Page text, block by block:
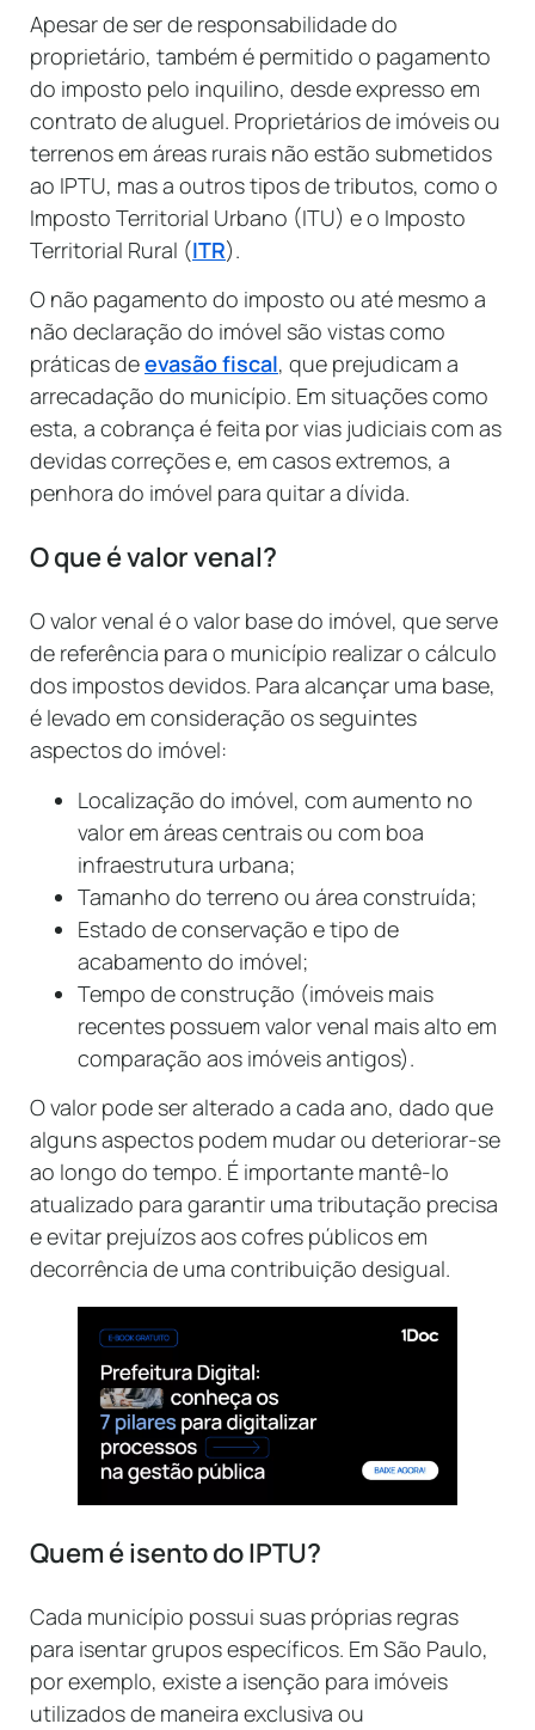
Apesar de ser de responsabilidade do
proprietário, também é permitido o pagamento
do imposto pelo inquilino, desde expresso em
contrato de aluguel. Proprietários de imóveis ou
terrenos em áreas rurais não estão submetidos
ao IPTU, mas a outros tipos de tributos, como o
Imposto Territorial Urbano (ITU) e o Imposto
Territorial Rural (ITR).
O não pagamento do imposto ou até mesmo a
não declaração do imóvel são vistas como
práticas deevasão fiscal, que prejudicam a
arrecadação do município. Em situações como
esta, a cobrança é feita por vias judiciais com as
devidas correções e, em casos extremos, a
penhora do imóvel para quitar a dívida.
O que é valor venal?
O valor venal é o valor base do imóvel, que serve
de referência para o município realizar o cálculo
dos impostos devidos. Para alcançar uma base,
é levado em consideração os seguintes
aspectos do imóvel:
Localização do imóvel, com aumento no
valor em áreas centrais ou com boa
infraestrutura urbana;
Tamanho do terreno ou área construída;
Estado de conservação e tipo de
acabamento do imóvel;
Tempo de construção (imóveis mais
recentes possuem valor venal mais alto em
comparação aos imóveis antigos).
O valor pode ser alterado a cada ano, dado que
alguns aspectos podem mudar ou deteriorar-se
ao longo do tempo. É importante mantê-lo
atualizado para garantir uma tributação precisa
e evitar prejuízos aos cofres públicos em
decorrência de uma contribuição desigual.
Quem é isento do IPTU?
Cada município possui suas próprias regras
para isentar grupos específicos. Em São Paulo,
por exemplo, existe a isenção para imóveis
utilizados de maneira exclusiva ou